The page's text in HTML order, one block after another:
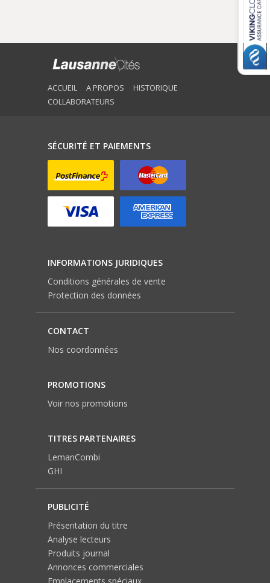
ACCUEIL A PROPOS
HISTORIQUE
COLLABORATEURS
SÉCURITÉ ET PAIEMENTS
INFORMATIONS JURIDIQUES
Conditions générales de vente
Protection des données
CONTACT
Nos coordonnées
PROMOTIONS
Voir nos promotions
TITRES PARTENAIRES
LemanCombi
GHI
PUBLICITÉ
Présentation du titre
Analyse lecteurs
Produits journal
Annonces commerciales